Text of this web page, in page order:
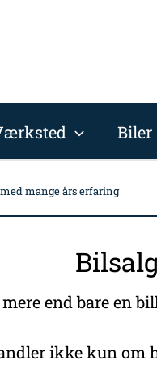
Biler
mange års erfaring
end bare en
ikke kun om